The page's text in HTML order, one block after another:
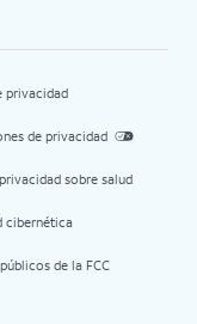
privacidad
de privacidad
sobre salud
cibernética
de la FCC